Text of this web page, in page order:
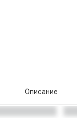
Описание